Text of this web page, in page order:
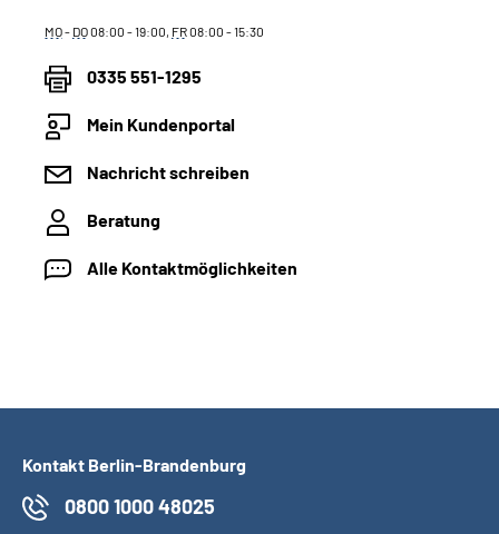
MO- DO08:00 - 19:00, FR08:00 - 15:30
0335 551-1295
Mein Kundenportal
Nachricht schreiben
Beratung
Alle Kontaktmöglichkeiten
Kontakt Berlin-Brandenburg
0800 1000 48025